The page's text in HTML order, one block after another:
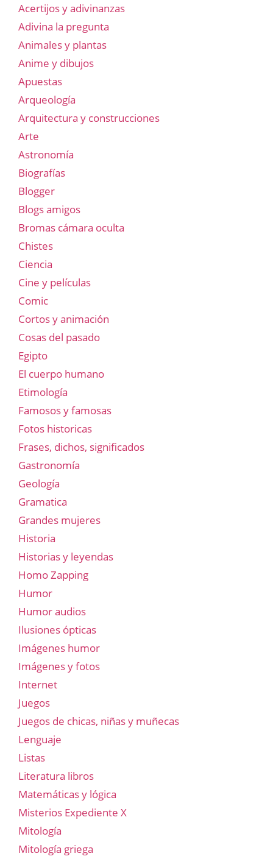
Acertijos y adivinanzas
Adivina la pregunta
Animales y plantas
Anime y dibujos
Apuestas
Arqueología
Arquitectura y construcciones
Arte
Astronomía
Biografías
Blogger
Blogs amigos
Bromas cámara oculta
Chistes
Ciencia
Cine y películas
Comic
Cortos y animación
Cosas del pasado
Egipto
El cuerpo humano
Etimología
Famosos y famosas
Fotos historicas
Frases, dichos, significados
Gastronomía
Geología
Gramatica
Grandes mujeres
Historia
Historias y leyendas
Homo Zapping
Humor
Humor audios
Ilusiones ópticas
Imágenes humor
Imágenes y fotos
Internet
Juegos
Juegos de chicas, niñas y muñecas
Lenguaje
Listas
Literatura libros
Matemáticas y lógica
Misterios Expediente X
Mitología
Mitología griega